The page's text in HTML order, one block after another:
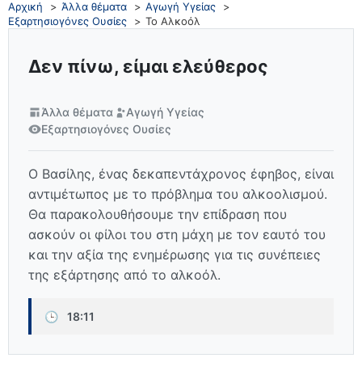
Αρχική Άλλα θέματα
Αγωγή Υγείας
Εξαρτησιογόνες Ουσίες
Το Αλκοόλ
Δεν πίνω, είμαι ελεύθερος
Άλλα θέματα
Αγωγή Υγείας
Εξαρτησιογόνες Ουσίες
Ο Βασίλης, ένας δεκαπεντάχρονος έφηβος, είναι
αντιμέτωπος με το πρόβλημα του αλκοολισμού.
Θα παρακολουθήσουμε την επίδραση που
ασκούν οι φίλοι του στη μάχη με τον εαυτό του
και την αξία της ενημέρωσης για τις συνέπειες
της εξάρτησης από το αλκοόλ.
🕒 18:11